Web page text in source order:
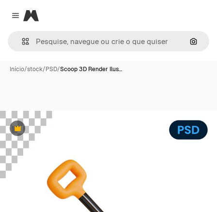
Close menu
Magnific
Início/stock/PSD/Scoop 3D Render Ilus…
Premium